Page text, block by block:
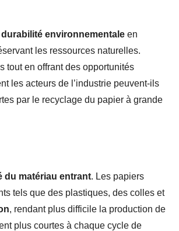
durabilité environnementale en
les ressources naturelles.
tout en offrant des opportunités
les acteurs de l’industrie peuvent-ils
par le recyclage du papier à grande
du matériau entrant. Les papiers
tels que des plastiques, des colles et
, rendant plus difficile la production de
plus courtes à chaque cycle de